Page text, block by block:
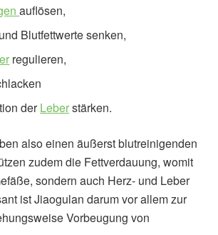
auflösen,
Blutfettwerte senken,
regulieren,
derLeberstärken.
also einen äußerst blutreinigenden
zudem die Fettverdauung, womit
sondern auch Herz- und Leber
ist Jiaogulan darum vor allem zur
Vorbeugung von